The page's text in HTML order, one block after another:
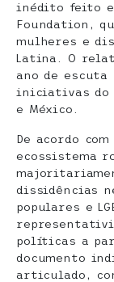
inédito feito
Foundation,
mulheres e
Latina. O
ano de
iniciativas do
e México.
De acordo
ecossistema
dissidências
populares e
políticas a
documento
articulado,